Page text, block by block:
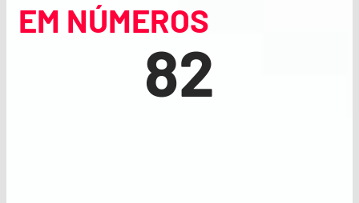
EM NÚMEROS
82